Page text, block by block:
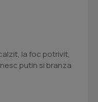
la foc potrivit,
putin si branza